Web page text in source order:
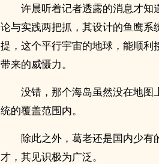
许晨听着记者透露的消息才知
论与实践两把抓，其设计的鱼鹰
提，这个平行宇宙的地球，能顺
带来的威慑力。
没错，那个海岛虽然没在地
统的覆盖范围内。
除此之外，葛老还是国内少有
才，其见识极为广泛。